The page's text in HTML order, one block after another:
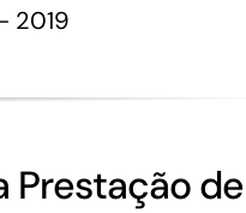
2019
Prestação